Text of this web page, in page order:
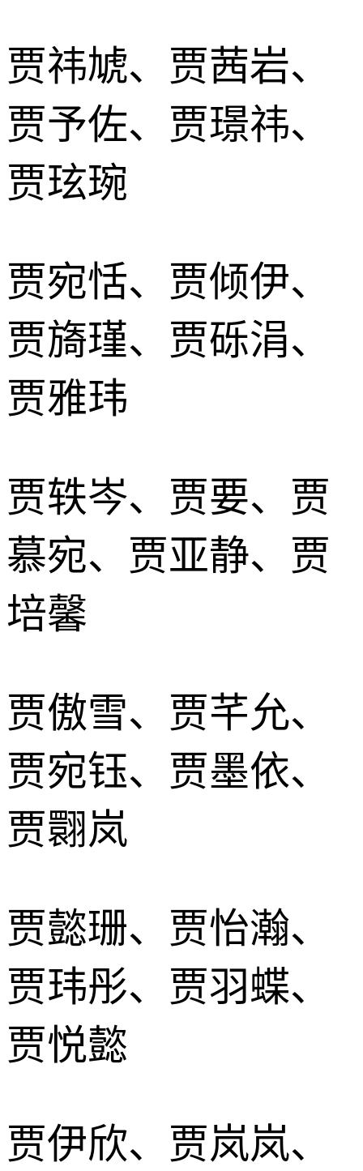
贾祎虓、贾茜岩、
贾予佐、贾璟祎、
贾玹琬
贾宛恬、贾倾伊、
贾旖瑾、贾砾涓、
贾雅玮
贾轶岑、贾要、贾
慕宛、贾亚静、贾
培馨
贾傲雪、贾芊允、
贾宛钰、贾墨依、
贾翾岚
贾懿珊、贾怡瀚、
贾玮彤、贾羽蝶、
贾悦懿
贾伊欣、贾岚岚、